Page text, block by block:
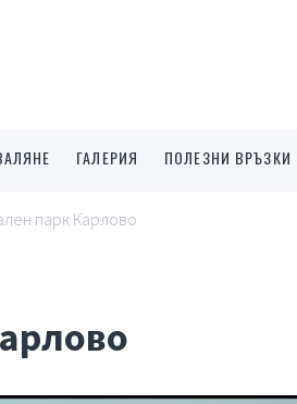
ГАЛЕРИЯ ПОЛЕЗНИ ВРЪЗКИ
парк Карлово